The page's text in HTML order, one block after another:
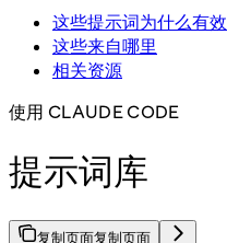
这些提示词为什么有效
这些来自哪里
相关资源
使用 CLAUDE CODE
提示词库
复制页面复制页面